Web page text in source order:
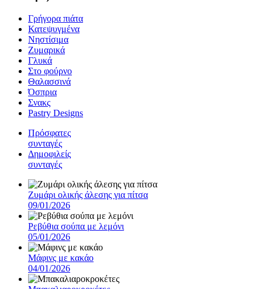
Γρήγορα πιάτα
Κατεψυγμένα
Νηστίσιμα
Ζυμαρικά
Γλυκά
Στο φούρνο
Θαλασσινά
Όσπρια
Σνακς
Pastry Designs
Πρόσφατες
συνταγές
Δημοφιλείς
συνταγές
Ζυμάρι ολικής άλεσης για πίτσα
09/01/2026
Ρεβύθια σούπα με λεμόνι
05/01/2026
Μάφινς με κακάο
04/01/2026